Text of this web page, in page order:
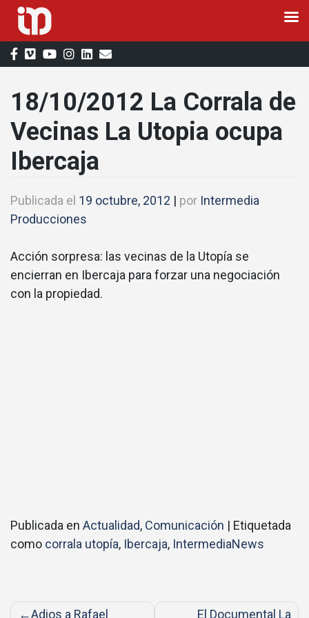
Saltar
al
18/10/2012 La Corrala de
Vecinas La Utopia ocupa
Ibercaja
Publicada el 19 octubre, 2012 | por Intermedia
Producciones
Acción sorpresa: las vecinas de la Utopía se
encierran en Ibercaja para forzar una negociación
con la propiedad.
Publicada en Actualidad, Comunicación | Etiquetada
como corrala utopía, Ibercaja, IntermediaNews
Navegación
Adios a Rafael El Documental La